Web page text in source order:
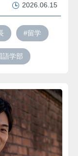
2026.06.15
#留学
語学部